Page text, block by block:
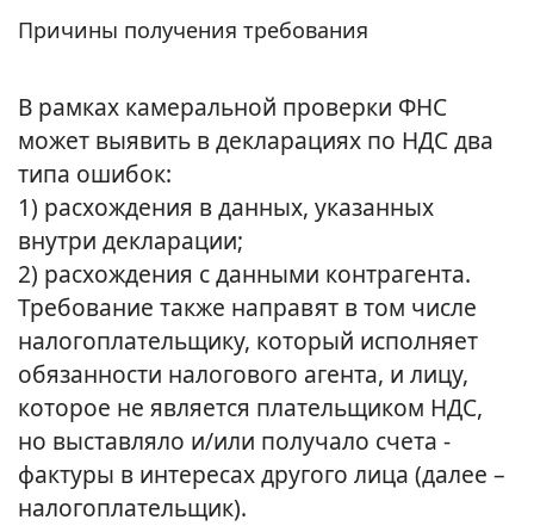
Причины получения требования
В рамках камеральной проверки ФНС
может выявить в декларациях по НДС два
типа ошибок:
1) расхождения в данных, указанных
внутри декларации;
2) расхождения с данными контрагента.
Требование также направят в том числе
налогоплательщику, который исполняет
обязанности налогового агента, и лицу,
которое не является плательщиком НДС,
но выставляло и/или получало счета -
фактуры в интересах другого лица (далее –
налогоплательщик).